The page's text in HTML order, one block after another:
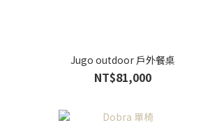
Jugo outdoor 戶外餐桌
NT$81,000